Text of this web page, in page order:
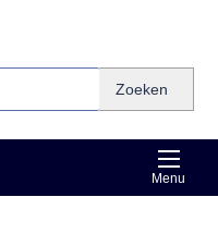
Zoeken
Menu